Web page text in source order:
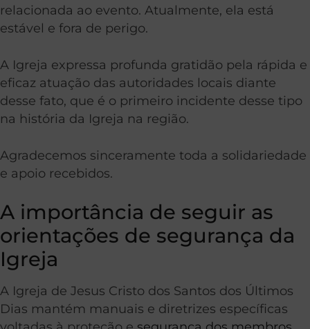
relacionada ao evento. Atualmente, ela está
estável e fora de perigo.
A Igreja expressa profunda gratidão pela rápida e
eficaz atuação das autoridades locais diante
desse fato, que é o primeiro incidente desse tipo
na história da Igreja na região.
Agradecemos sinceramente toda a solidariedade
e apoio recebidos.
A importância de seguir as
orientações de segurança da
Igreja
A Igreja de Jesus Cristo dos Santos dos Últimos
Dias mantém manuais e diretrizes específicas